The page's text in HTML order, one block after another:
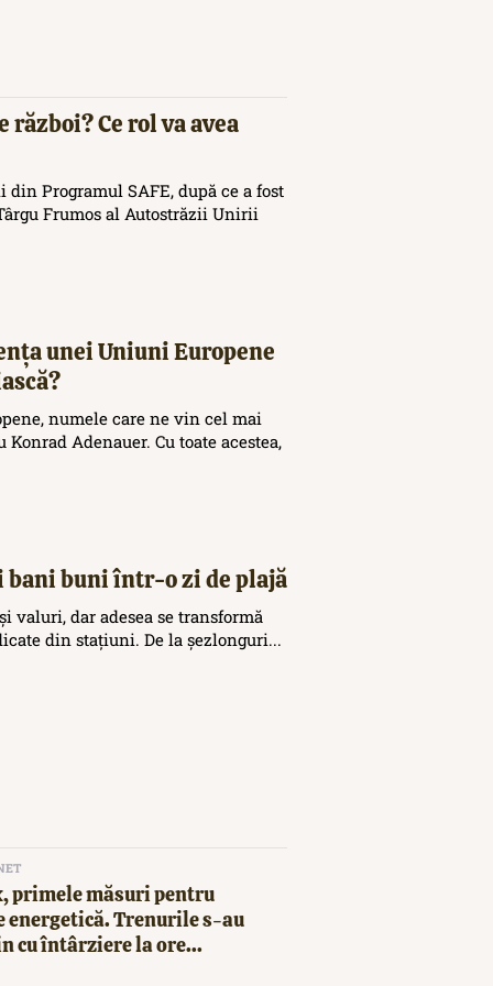
război? Ce rol va avea
Programul SAFE, după ce a fost
Frumos al Autostrăzii Unirii
unei Uniuni Europene
numele care ne vin cel mai
Adenauer. Cu toate acestea,
bani buni într-o zi de plajă
valuri, dar adesea se transformă
din stațiuni. De la șezlonguri...
primele măsuri pentru
energetică. Trenurile s-au
cu întârziere la ore...